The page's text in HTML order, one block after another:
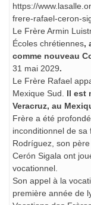
https://
frere-rafael-ceron-
Le Frère Armin
Écoles chrétiennes,
comme nouveau
31 mai 2029.
Le Frère Rafael
Mexique Sud. Il est
Veracruz, au
Frère a été
inconditionnel de sa
Rodríguez, son
Cerón Sigala ont
vocationnel.
Son appel à la
première année de